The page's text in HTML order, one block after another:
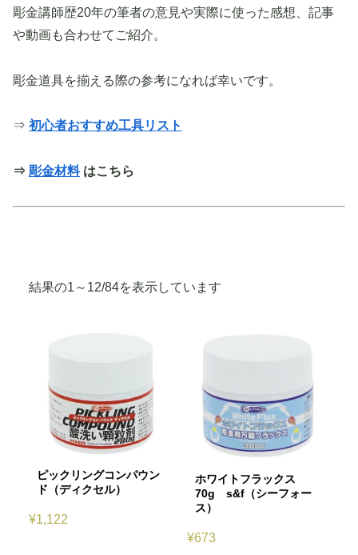
彫金講師歴20年の筆者の意見や実際に使った感想、記事
や動画も合わせてご紹介。
彫金道具を揃える際の参考になれば幸いです。
⇒ 初心者おすすめ工具リスト
⇒ 彫金材料はこちら
結果の1～12/84を表示しています
ピックリングコンパウン
ド（ディクセル）
¥1,122
ホワイトフラックス
70g s&f（シーフォー
ス）
¥673